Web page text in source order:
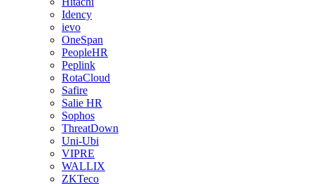
Idency
ievo
OneSpan
PeopleHR
Peplink
RotaCloud
Safire
Salie HR
Sophos
ThreatDown
Uni-Ubi
VIPRE
WALLIX
ZKTeco